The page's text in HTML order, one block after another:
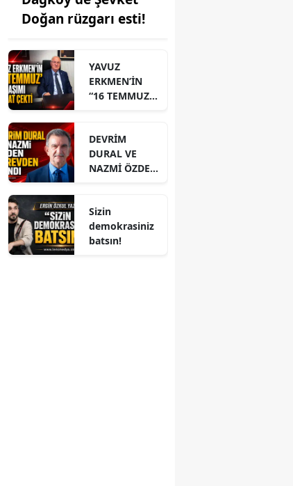
Doğan rüzgarı esti!
YAVUZ
ERKMEN’İN
“16 TEMMUZ”
DEVRİM
DURAL VE
NAZMİ ÖZDEN
Sizin
demokrasiniz
batsın!